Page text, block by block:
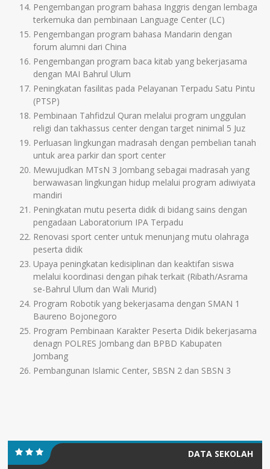
Pengembangan program bahasa Inggris dengan lembaga
terkemuka dan pembinaan Language Center (LC)
Pengembangan program bahasa Mandarin dengan
forum alumni dari China
Pengembangan program baca kitab yang bekerjasama
dengan MAI Bahrul Ulum
Peningkatan fasilitas pada Pelayanan Terpadu Satu Pintu
(PTSP)
Pembinaan Tahfidzul Quran melalui program unggulan
religi dan takhassus center dengan target ninimal 5 Juz
Perluasan lingkungan madrasah dengan pembelian tanah
untuk area parkir dan sport center
Mewujudkan MTsN 3 Jombang sebagai madrasah yang
berwawasan lingkungan hidup melalui program adiwiyata
mandiri
Peningkatan mutu peserta didik di bidang sains dengan
pengadaan Laboratorium IPA Terpadu
Renovasi sport center untuk menunjang mutu olahraga
peserta didik
Upaya peningkatan kedisiplinan dan keaktifan siswa
melalui koordinasi dengan pihak terkait (Ribath/Asrama
se-Bahrul Ulum dan Wali Murid)
Program Robotik yang bekerjasama dengan SMAN 1
Baureno Bojonegoro
Program Pembinaan Karakter Peserta Didik bekerjasama
denagn POLRES Jombang dan BPBD Kabupaten
Jombang
Pembangunan Islamic Center, SBSN 2 dan SBSN 3
DATA SEKOLAH